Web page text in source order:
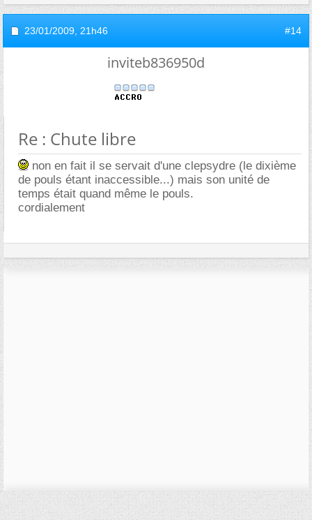
23/01/2009, 21h46 #14
inviteb836950d
Re : Chute libre
non en fait il se servait d'une clepsydre (le dixième
de pouls étant inaccessible...) mais son unité de
temps était quand même le pouls.
cordialement